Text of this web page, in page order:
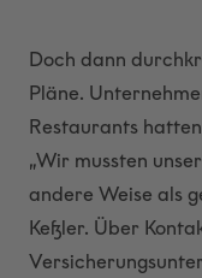
Doch dann
Pläne.
Restaurants
„Wir mussten
andere Weise als
Keßler. Über